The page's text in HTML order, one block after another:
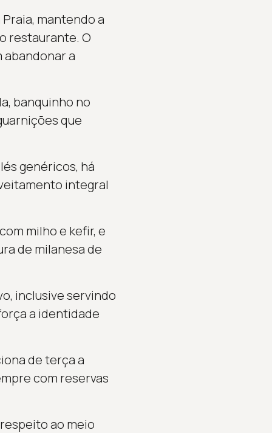
mantendo a
restaurante. O
abandonar a
banquinho no
que
genéricos, há
integral
milho e kefir, e
de milanesa de
inclusive servindo
a identidade
de terça a
com reservas
ao meio